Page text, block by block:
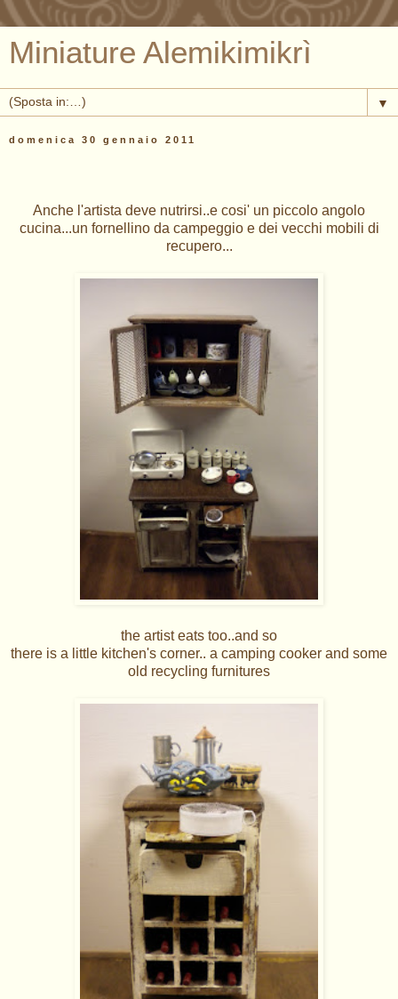
Miniature Alemikimikrì
▼
domenica 30 gennaio 2011
Anche l'artista deve nutrirsi..e cosi' un piccolo angolo
cucina...un fornellino da campeggio e dei vecchi mobili di
recupero...
the artist eats too..and so
there is a little kitchen's corner.. a camping cooker and some
old recycling furnitures